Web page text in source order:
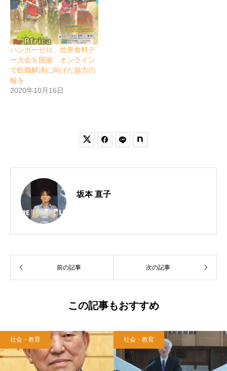
ハンガーゼロ、世界食料デ
ー大会を開催 オンライン
で飢餓解決に向けた協力の
輪を
2020年10月16日
 
坂本 直子
前の記事 次の記事
この記事もおすすめ
社会・教育 社会・教育